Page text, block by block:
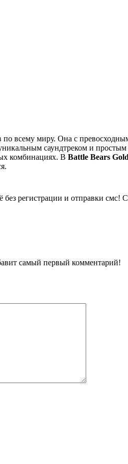
по всему миру. Она с
саундтреком и
комбинациях. В Battle Bears Gold
без регистрации и отправки смс!
самый первый комментарий!